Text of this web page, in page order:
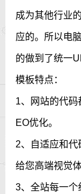
成为其他行业
应的。所以电
的做到了统一
模板特点：
1、网站的代
EO优化。
2、自适应和代
给您高端视觉体
3、全站每一个